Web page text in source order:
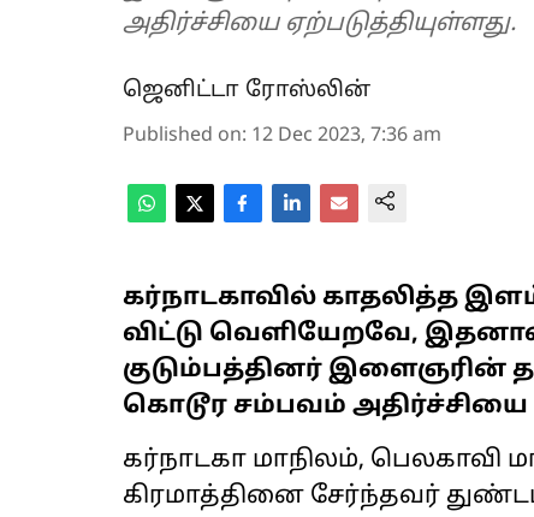
அதிர்ச்சியை ஏற்படுத்தியுள்ளது.
ஜெனிட்டா ரோஸ்லின்
Published on: 12 Dec 2023, 7:36 am
கர்நாடகாவில் காதலித்த
விட்டு வெளியேறவே,
குடும்பத்தினர் இளைஞரின்
கொடூர சம்பவம் அதிர்ச்சியை
கர்நாடகா மாநிலம், பெலகாவி
கிரமாத்தினை சேர்ந்தவர்